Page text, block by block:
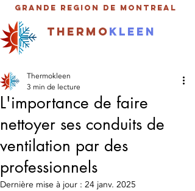
Grande Region de MOntreal
thermokleen
L'importance de faire
nettoyer ses conduits de
ventilation par des
professionnels
Thermokleen
3 min de lecture
Dernière mise à jour : 24 janv. 2025